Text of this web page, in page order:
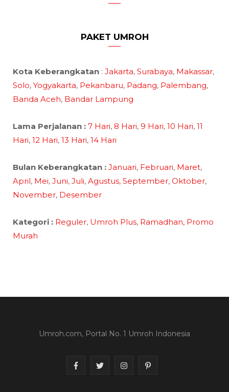
PAKET UMROH
Kota Keberangkatan : Jakarta, Surabaya, Makassar,
Solo, Yogyakarta, Pekanbaru, Padang, Palembang,
Banda Aceh, Bandar Lampung
Lama Perjalanan : 7 Hari, 8 Hari, 9 Hari, 10 Hari, 11
Hari, 12 Hari, 13 Hari, 14 Hari
Bulan Keberangkatan : Januari, Februari, Maret,
April, Mei, Juni, Juli, Agustus, September, Oktober,
November, Desember
Kategori : Reguler, Umroh Plus, Ramadhan, Promo
Murah
Umroh.com, Portal No. 1 Umroh Indonesia
F
T
I
P